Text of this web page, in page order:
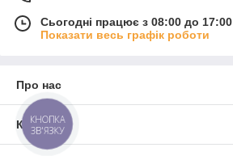
Сьогодні працює з 08:00 до 17:00
Показати весь графік роботи
Про нас
Контакти
КНОПКА
ЗВ'ЯЗКУ